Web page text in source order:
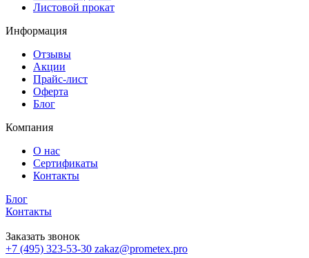
Листовой прокат
Информация
Отзывы
Акции
Прайс-лист
Оферта
Блог
Компания
О нас
Сертификаты
Контакты
Блог
Контакты
Заказать звонок
+7 (495) 323-53-30 zakaz@prometex.pro